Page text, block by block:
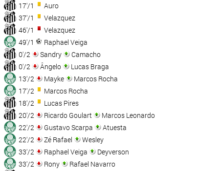
17'/1
Auro
37'/1
Velazquez
46'/1
Velazquez
49'/1
Raphael Veiga
0'/2
Sandry
Camacho
0'/2
Ângelo
Lucas Braga
13'/2
Mayke
Marcos Rocha
17'/2
Marcos Rocha
18'/2
Lucas Pires
20'/2
Ricardo Goulart
Marcos Leonardo
22'/2
Gustavo Scarpa
Atuesta
22'/2
Zé Rafael
Wesley
33'/2
Raphael Veiga
Deyverson
33'/2
Rony
Rafael Navarro